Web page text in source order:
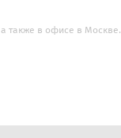
также в офисе в Москве.